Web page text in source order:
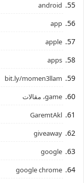
android
app
apple
apps
bit.ly/momen3llam
game، مقالات
GaremtAkl
giveaway
google
google chrome